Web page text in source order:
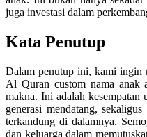
juga investasi dalam
Kata Penutup
Dalam penutup ini, kami ingin
Al Quran custom nama anak
makna. Ini adalah kesempatan
generasi mendatang,
terkandung di dalamnya.
dan keluarga dalam